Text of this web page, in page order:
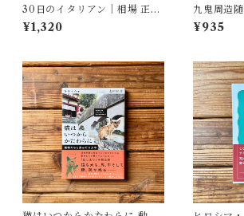
30日のイタリアン｜相場 正一
郎
¥1,320
九鬼周造
(著), 菅野
¥935